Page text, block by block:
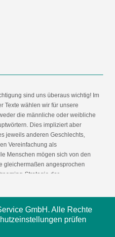
sind uns überaus wichtig! Im
Texte wählen wir für unsere
die männliche oder weibliche
Dies impliziert aber
jeweils anderen Geschlechts,
Vereinfachung als
Menschen mögen sich von den
gleichermaßen angesprochen
Strategie der
GmbH. Alle Rechte
prüfen